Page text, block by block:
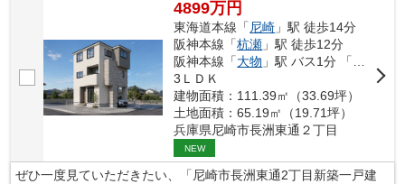
4899万円
東海道本線「尼崎 」駅 徒歩14分
阪神本線「杭瀬 」駅 徒歩12分
阪神本線「大物 」駅 バス1分 「社協会館」 停歩17分
3ＬＤＫ
建物面積：111.39㎡（33.69坪）
土地面積：65.19㎡（19.71坪）
兵庫県尼崎市長洲東通２丁目
NEW
ぜひ一度見ていただきたい、「尼崎市長洲東通2丁目新築一戸建